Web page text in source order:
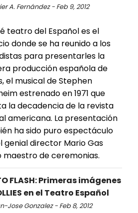
A. Fernández - Feb 9, 2012
teatro del Español es el
donde se ha reunido a los
para presentarles la
producción española de
el musical de Stephen
estrenado en 1971 que
la decadencia de la revista
americana. La presentación
ha sido puro espectáculo
genial director Mario Gas
maestro de ceremonias.
FLASH: Primeras imágenes
en el Teatro Español
Jose Gonzalez - Feb 8, 2012